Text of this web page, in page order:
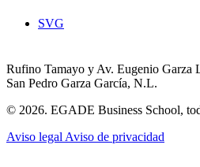
SVG
Rufino Tamayo y Av. Eugenio Garza
San Pedro Garza García, N.L.
© 2026. EGADE Business School,
Aviso legal Aviso de privacidad